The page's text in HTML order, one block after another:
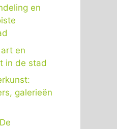
en
en
in de stad
galerieën